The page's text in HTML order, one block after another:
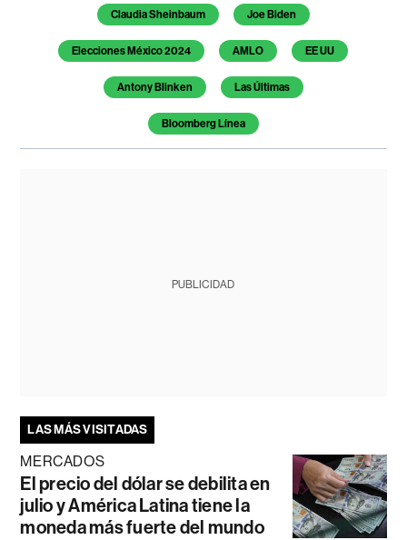
Temas de este artículo
Claudia Sheinbaum Joe Biden
Elecciones México 2024 AMLO EE UU
Antony Blinken Las Últimas
Bloomberg Línea
PUBLICIDAD
LAS MÁS VISITADAS
MERCADOS
El precio del dólar se debilita en
julio y América Latina tiene la
moneda más fuerte del mundo